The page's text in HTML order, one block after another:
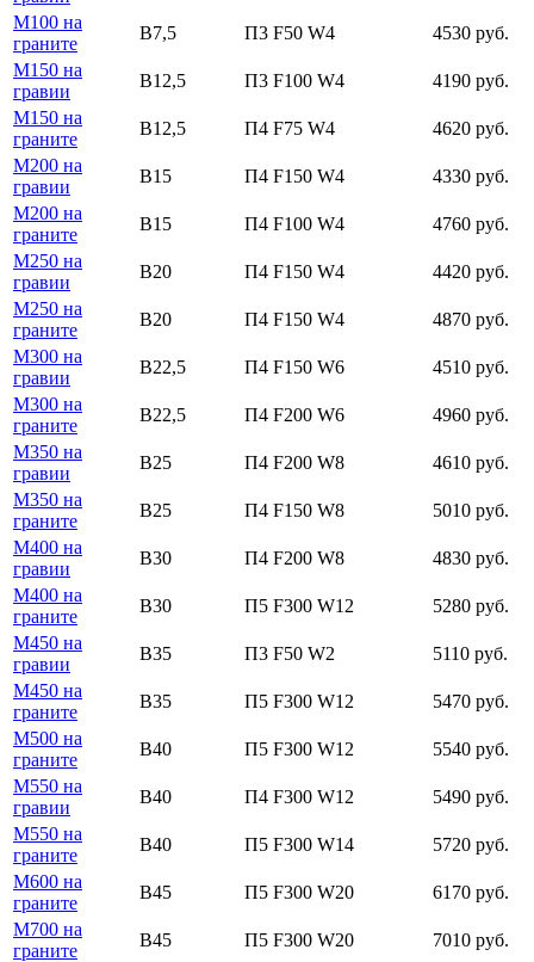
М100 на
граните
В7,5 П3 F50 W4
4530 руб.
М150 на
гравии
В12,5 П3 F100 W4
4190 руб.
М150 на
граните
В12,5 П4 F75 W4
4620 руб.
М200 на
гравии
В15 П4 F150 W4
4330 руб.
М200 на
граните
В15 П4 F100 W4
4760 руб.
М250 на
гравии
В20 П4 F150 W4
4420 руб.
М250 на
граните
В20 П4 F150 W4
4870 руб.
М300 на
гравии
В22,5 П4 F150 W6
4510 руб.
М300 на
граните
В22,5 П4 F200 W6
4960 руб.
М350 на
гравии
В25 П4 F200 W8
4610 руб.
М350 на
граните
В25 П4 F150 W8
5010 руб.
М400 на
гравии
В30 П4 F200 W8
4830 руб.
М400 на
граните
В30 П5 F300 W12
5280 руб.
М450 на
гравии
В35 П3 F50 W2
5110 руб.
М450 на
граните
В35 П5 F300 W12
5470 руб.
М500 на
граните
В40 П5 F300 W12
5540 руб.
М550 на
гравии
В40 П4 F300 W12
5490 руб.
М550 на
граните
В40 П5 F300 W14
5720 руб.
М600 на
граните
В45 П5 F300 W20
6170 руб.
М700 на
граните
В45 П5 F300 W20 7010 руб.